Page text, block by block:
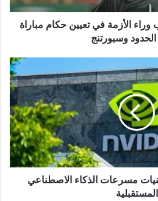
الأزمة في تعيين حكام مباراة
وسبورتنج
مسرعات الذكاء الاصطناعي
المستقبلية